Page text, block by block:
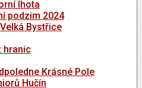
lhota
podzim 2024
Bystřice
hranic
Krásné Pole
Hučín